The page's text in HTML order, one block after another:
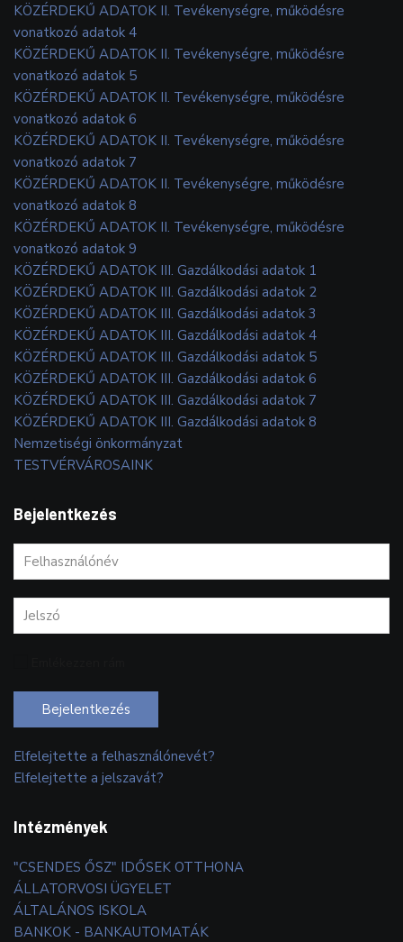
KÖZÉRDEKŰ ADATOK II. Tevékenységre, működésre
vonatkozó adatok 4
KÖZÉRDEKŰ ADATOK II. Tevékenységre, működésre
vonatkozó adatok 5
KÖZÉRDEKŰ ADATOK II. Tevékenységre, működésre
vonatkozó adatok 6
KÖZÉRDEKŰ ADATOK II. Tevékenységre, működésre
vonatkozó adatok 7
KÖZÉRDEKŰ ADATOK II. Tevékenységre, működésre
vonatkozó adatok 8
KÖZÉRDEKŰ ADATOK II. Tevékenységre, működésre
vonatkozó adatok 9
KÖZÉRDEKŰ ADATOK III. Gazdálkodási adatok 1
KÖZÉRDEKŰ ADATOK III. Gazdálkodási adatok 2
KÖZÉRDEKŰ ADATOK III. Gazdálkodási adatok 3
KÖZÉRDEKŰ ADATOK III. Gazdálkodási adatok 4
KÖZÉRDEKŰ ADATOK III. Gazdálkodási adatok 5
KÖZÉRDEKŰ ADATOK III. Gazdálkodási adatok 6
KÖZÉRDEKŰ ADATOK III. Gazdálkodási adatok 7
KÖZÉRDEKŰ ADATOK III. Gazdálkodási adatok 8
Nemzetiségi önkormányzat
TESTVÉRVÁROSAINK
Bejelentkezés
Bejelentkezés
Elfelejtette a felhasználónevét?
Elfelejtette a jelszavát?
Intézmények
"CSENDES ŐSZ" IDŐSEK OTTHONA
ÁLLATORVOSI ÜGYELET
ÁLTALÁNOS ISKOLA
BANKOK - BANKAUTOMATÁK